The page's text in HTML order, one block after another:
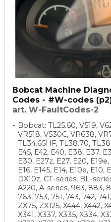
Bobcat Machine
Codes - #W-codes
art. W-FaultCodes-2
Bobcat: TL25.60, V519,
VR518, V530C, VR638,
TL34.65HF, TL38.70,
E45, E42, E40, E38, E37,
E30, E27z, E27, E20, E19e,
E16, E145, E14, E10e,
DX10z, CT-series, BL-
A220, A-series, 963, 883,
763, 753, 751, 743, 742,
ZX75, ZX125, X444, X442,
X341, X337, X335, X334,